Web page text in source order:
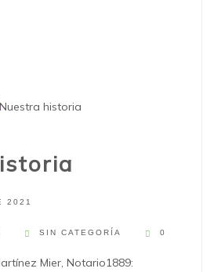
2021
SIN CATEGORÍA 0
Mier, Notario1889: